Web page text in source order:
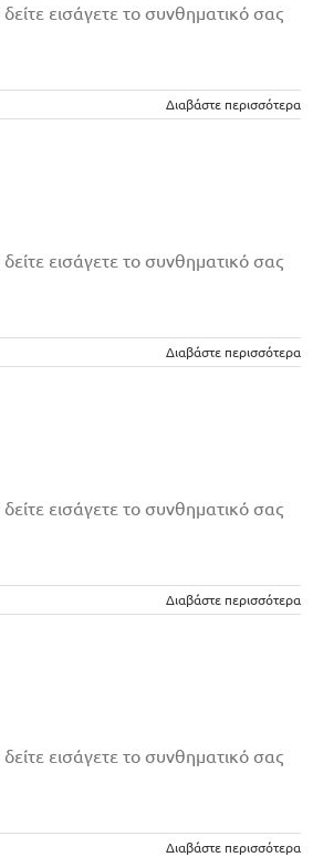
εισάγετε το συνθηματικό σας
Διαβάστε περισσότερα
εισάγετε το συνθηματικό σας
Διαβάστε περισσότερα
εισάγετε το συνθηματικό σας
Διαβάστε περισσότερα
εισάγετε το συνθηματικό σας
Διαβάστε περισσότερα